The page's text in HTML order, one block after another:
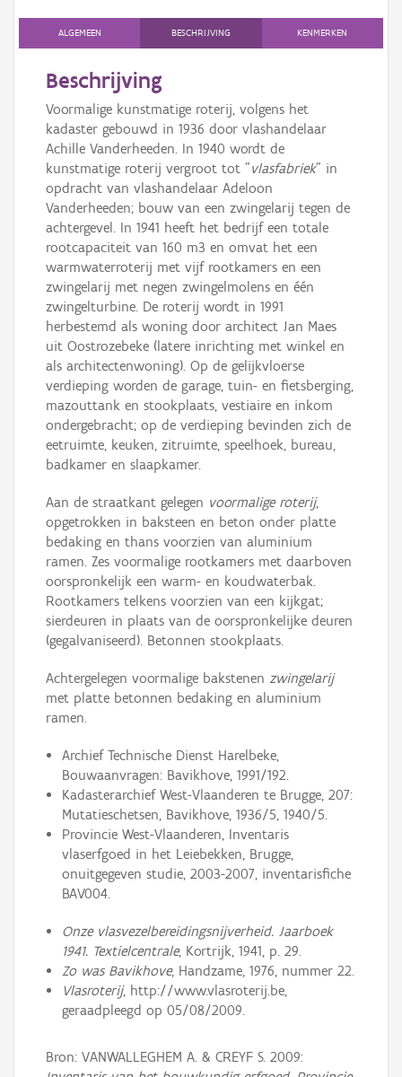
ALGEMEEN BESCHRIJVING KENMERKEN
Beschrijving
Voormalige kunstmatige roterij, volgens het
kadaster gebouwd in 1936 door vlashandelaar
Achille Vanderheeden. In 1940 wordt de
kunstmatige roterij vergroot tot "vlasfabriek" in
opdracht van vlashandelaar Adeloon
Vanderheeden; bouw van een zwingelarij tegen de
achtergevel. In 1941 heeft het bedrijf een totale
rootcapaciteit van 160 m3 en omvat het een
warmwaterroterij met vijf rootkamers en een
zwingelarij met negen zwingelmolens en één
zwingelturbine. De roterij wordt in 1991
herbestemd als woning door architect Jan Maes
uit Oostrozebeke (latere inrichting met winkel en
als architectenwoning). Op de gelijkvloerse
verdieping worden de garage, tuin- en fietsberging,
mazouttank en stookplaats, vestiaire en inkom
ondergebracht; op de verdieping bevinden zich de
eetruimte, keuken, zitruimte, speelhoek, bureau,
badkamer en slaapkamer.
Aan de straatkant gelegen voormalige roterij,
opgetrokken in baksteen en beton onder platte
bedaking en thans voorzien van aluminium
ramen. Zes voormalige rootkamers met daarboven
oorspronkelijk een warm- en koudwaterbak.
Rootkamers telkens voorzien van een kijkgat;
sierdeuren in plaats van de oorspronkelijke deuren
(gegalvaniseerd). Betonnen stookplaats.
Achtergelegen voormalige bakstenen zwingelarij
met platte betonnen bedaking en aluminium
ramen.
Archief Technische Dienst Harelbeke,
Bouwaanvragen: Bavikhove, 1991/192.
Kadasterarchief West-Vlaanderen te Brugge, 207:
Mutatieschetsen, Bavikhove, 1936/5, 1940/5.
Provincie West-Vlaanderen, Inventaris
vlaserfgoed in het Leiebekken, Brugge,
onuitgegeven studie, 2003-2007, inventarisfiche
BAV004.
Onze vlasvezelbereidingsnijverheid. Jaarboek
1941. Textielcentrale, Kortrijk, 1941, p. 29.
Zo was Bavikhove, Handzame, 1976, nummer 22.
Vlasroterij, http://www.vlasroterij.be,
geraadpleegd op 05/08/2009.
Bron: VANWALLEGHEM A. & CREYF S. 2009: